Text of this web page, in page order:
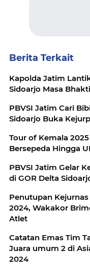
Berita Terkait
Kapolda Jatim
Sidoarjo Masa
PBVSI Jatim Cari
Sidoarjo Buka
Tour of Kemala
Bersepeda Hingga
PBVSI Jatim Gelar
di GOR Delta
Penutupan
2024, Wakakor
Atlet
Catatan Emas Tim
Juara umum 2 di
2024